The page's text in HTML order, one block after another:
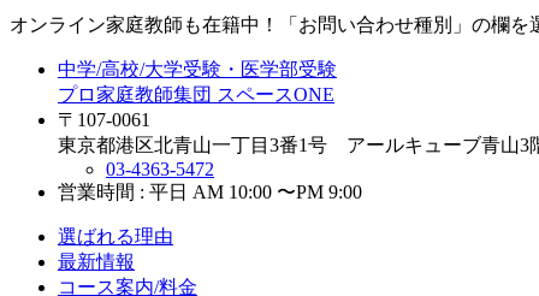
オンライン家庭教師 も在籍中！「お問い合わせ種別」の欄を
中学/高校/大学受験・医学部受験
プロ家庭教師集団 スペースONE
〒107-0061
東京都港区北青山一丁目3番1号 アールキューブ青山3
03-4363-5472
営業時間 : 平日 AM 10:00 〜PM 9:00
選ばれる理由
最新情報
コース案内/料金